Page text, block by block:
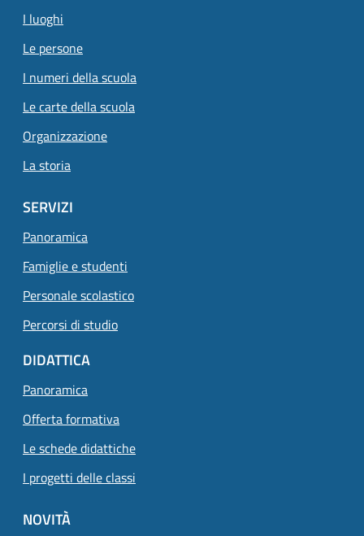
I luoghi
Le persone
I numeri della scuola
Le carte della scuola
Organizzazione
La storia
SERVIZI
Panoramica
Famiglie e studenti
Personale scolastico
Percorsi di studio
DIDATTICA
Panoramica
Offerta formativa
Le schede didattiche
I progetti delle classi
NOVITÀ